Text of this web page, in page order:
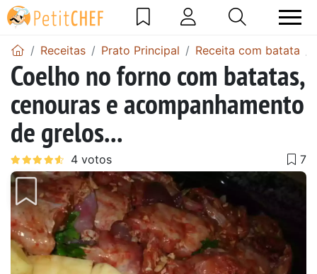
Receitas Prato Principal Receita com batata
Coelho no forno com batatas,
cenouras e acompanhamento
de grelos...